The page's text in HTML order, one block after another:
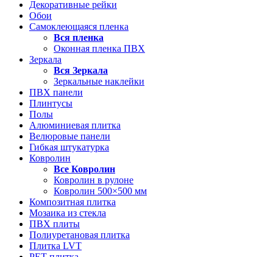
Декоративные рейки
Обои
Самоклеющаяся пленка
Вся пленка
Оконная пленка ПВХ
Зеркала
Вся Зеркала
Зеркальные наклейки
ПВХ панели
Плинтусы
Полы
Алюминиевая плитка
Велюровые панели
Гибкая штукатурка
Ковролин
Все Ковролин
Ковролин в рулоне
Ковролин 500×500 мм
Композитная плитка
Мозаика из стекла
ПВХ плиты
Полиуретановая плитка
Плитка LVT